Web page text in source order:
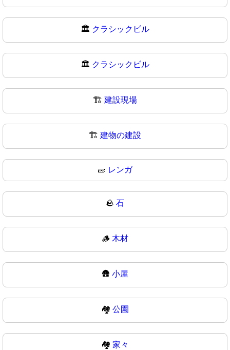
🏛️ クラシックビル
🏛 クラシックビル
🏗️ 建設現場
🏗 建物の建設
🧱 レンガ
🪨 石
🪵 木材
🛖 小屋
🏘️ 公園
🏘 家々